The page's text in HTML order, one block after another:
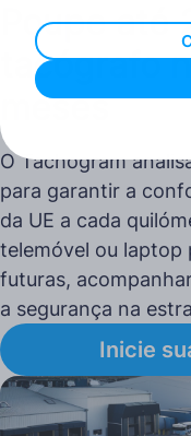
Poupe até
tacógrafo
meses
O Tachogram
para garantir a
da UE a cada
telemóvel ou laptop
futuras,
a segurança na
Inicie